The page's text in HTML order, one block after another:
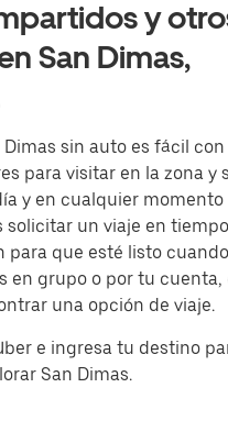
y
San Dimas,
sin auto es fácil con
para visitar en la zona y
y en cualquier momento
solicitar un viaje en
para que esté listo
en grupo o por tu cuenta,
una opción de viaje.
e ingresa tu destino
San Dimas.